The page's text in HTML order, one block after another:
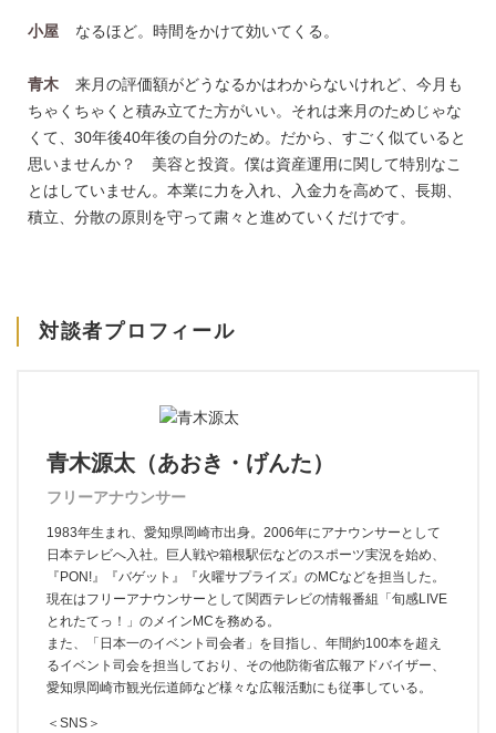
小屋 なるほど。時間をかけて効いてくる。
青木
来月の評価額がどうなるかはわからないけれど、今月も
ちゃくちゃくと積み立てた方がいい。それは来月のためじゃな
くて、30年後40年後の自分のため。だから、すごく似ていると
思いませんか？ 美容と投資。僕は資産運用に関して特別なこ
とはしていません。本業に力を入れ、入金力を高めて、長期、
積立、分散の原則を守って粛々と進めていくだけです。
対談者プロフィール
青木源太（あおき・げんた）
フリーアナウンサー
1983年生まれ、愛知県岡崎市出身。2006年にアナウンサーとして
日本テレビへ入社。巨人戦や箱根駅伝などのスポーツ実況を始め、
『PON!』『バゲット』『火曜サプライズ』のMCなどを担当した。
現在はフリーアナウンサーとして関西テレビの情報番組「旬感LIVE
とれたてっ！」のメインMCを務める。
また、「日本一のイベント司会者」を目指し、年間約100本を超え
るイベント司会を担当しており、その他防衛省広報アドバイザー、
愛知県岡崎市観光伝道師など様々な広報活動にも従事している。
＜SNS＞